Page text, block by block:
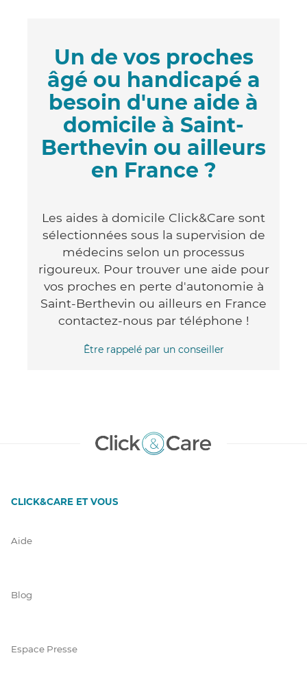
Un de vos proches
âgé ou handicapé a
besoin d'une aide à
domicile à Saint-
Berthevin ou ailleurs
en France ?
Les aides à domicile Click&Care sont
sélectionnées sous la supervision de
médecins selon un processus
rigoureux. Pour trouver une aide pour
vos proches en perte d'autonomie à
Saint-Berthevin ou ailleurs en France
contactez-nous par téléphone !
Être rappelé par un conseiller
CLICK&CARE ET VOUS
Aide
Blog
Espace Presse